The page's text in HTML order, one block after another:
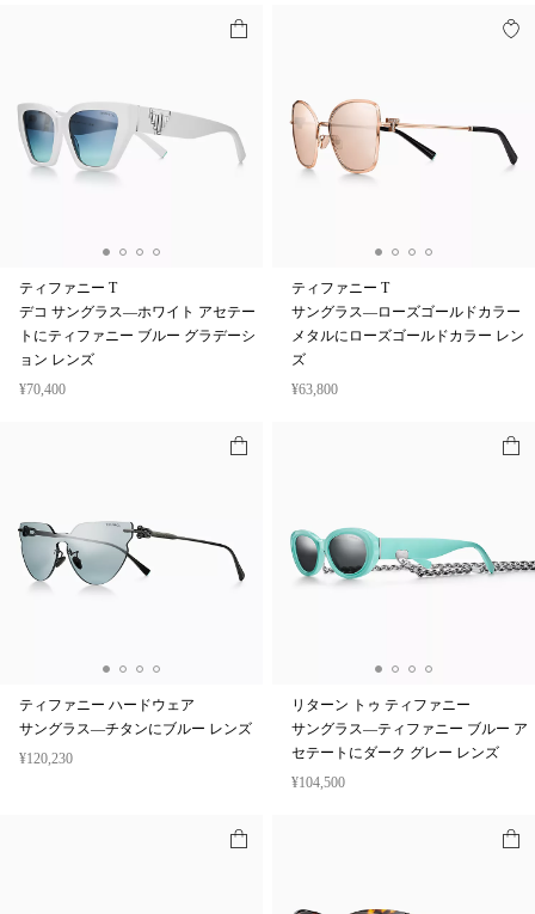
ティファニー T
デコ サングラス—ホワイト アセテー
トにティファニー ブルー グラデーシ
ョン レンズ
¥70,400
ティファニー T
サングラス—ローズゴールドカラー
メタルにローズゴールドカラー レン
ズ
¥63,800
ティファニー ハードウェア
サングラス—チタンにブルー レンズ
¥120,230
リターン トゥ ティファニー
サングラス—ティファニー ブルー ア
セテートにダーク グレー レンズ
¥104,500